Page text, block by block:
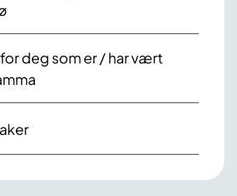
deg som er / har vært